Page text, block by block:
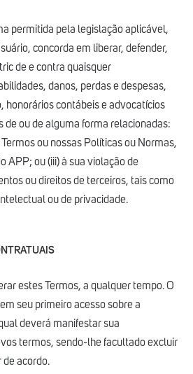
permitida pela legislação aplicável,
concorda em liberar, defender,
de e contra quaisquer
danos, perdas e despesas,
honorários contábeis e advocatícios
de ou de alguma forma relacionadas:
ou nossas Políticas ou Normas,
APP; ou (iii) à sua violação de
ou direitos de terceiros, tais como
ou de privacidade.
estes Termos, a qualquer tempo. O
seu primeiro acesso sobre a
deverá manifestar sua
termos, sendo-lhe facultado excluir
de acordo.